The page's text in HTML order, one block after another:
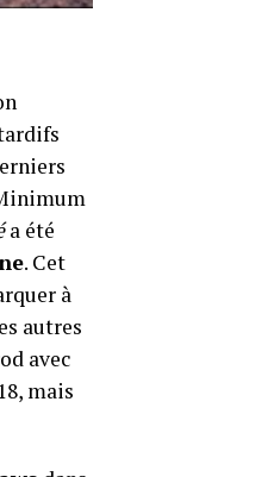
a été
. Cet
à
autres
avec
mais